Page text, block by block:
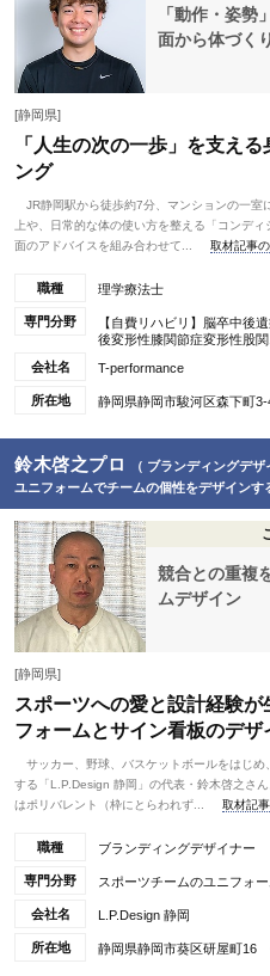
「動作・姿勢
面から体づく
[静岡県]
「人生の次の一歩」を支え
ング
JR静岡駅から徒歩約7分、マンションの一室
上や、日常的な体の使い方を整える「コンデ
面のアドバイスを組み合わせて...
取材記事
職種 理学療法士
専門分野
【自費リハビリ】脳卒中後
後変形性膝関節症変形性股関
会社名
T-performance
所在地 静岡県静岡市駿河区森下町
鈴木啓之プロ
（ ブランディングデザ
ユニフォームでチームの個性をデザインす
競合との重複
ムデザイン
[静岡県]
スポーツへの愛と設計経験
フォームとサイン看板のデザ
サッカー、野球、バスケットボールをはじめ
する「L.P.Design 静岡」の代表・鈴木啓之さ
はポリバレント（枠にとらわれず...
取材記
職種 ブランディングデザイナー
専門分野 スポーツチームのユニフォ
会社名 L.P.Design 静岡
所在地 静岡県静岡市葵区研屋町16